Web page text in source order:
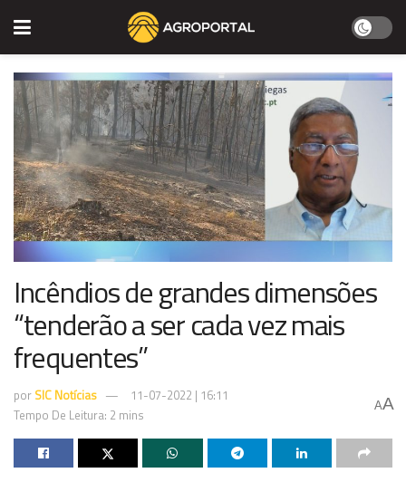
Incêndios de grandes dimensões
“tenderão a ser cada vez mais
frequentes”
por SIC Notícias
11-07-2022 | 16:11
Tempo De Leitura: 2 mins
AA